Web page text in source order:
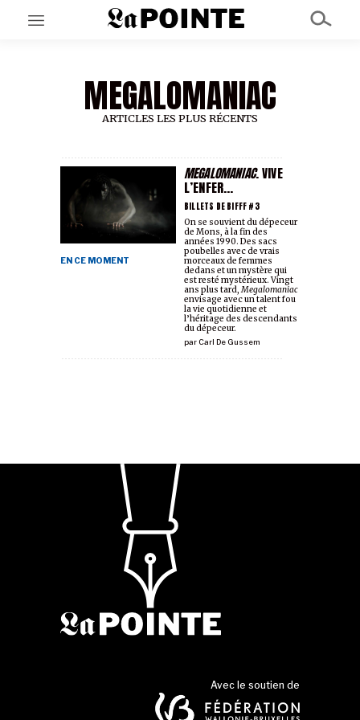
EN CE MOMENT
GRAND ANGLE
AU LARGE
À PROPOS
NOS PARTENAIRES
MEGALOMANIAC
ARTICLES LES PLUS RÉCENTS
MEGALOMANIAC. VIVE
L’ENFER...
BILLETS DE BIFFF #3
EN CE MOMENT
par Carl De Gussem
On se souvient du dépeceur
de Mons, à la fin des
années 1990. Des sacs
poubelles avec de vrais
morceaux de femmes
dedans et un mystère qui
est resté mystérieux. Vingt
ans plus tard,Megalomaniac
envisage avec un talent fou
la vie quotidienne et
l’héritage des descendants
du dépeceur.
Avec le soutien de